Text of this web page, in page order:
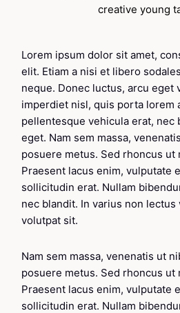
creative young
Lorem ipsum dolor sit amet,
elit. Etiam a nisi et libero
neque. Donec luctus, arcu eget
imperdiet nisl, quis porta lorem
pellentesque vehicula erat, nec
eget. Nam sem massa,
posuere metus. Sed rhoncus ut
Praesent lacus enim, vulputate
sollicitudin erat. Nullam
nec blandit. In varius non lectus
volutpat sit.
Nam sem massa, venenatis ut
posuere metus. Sed rhoncus ut
Praesent lacus enim, vulputate
sollicitudin erat. Nullam